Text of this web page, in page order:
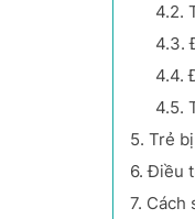
4.2.
4.3.
4.4.
4.5.
5. Trẻ
6. Điều
7. Cách